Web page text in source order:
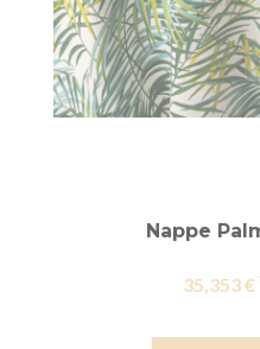
Nappe
35,353 €